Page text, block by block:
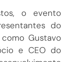
o evento
do
Gustavo
e CEO do